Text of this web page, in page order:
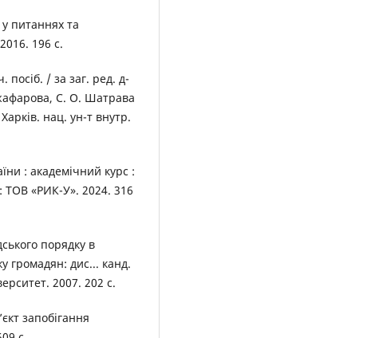
питаннях та
196 с.
посіб. / за заг. ред. д-
С. О. Шатрава
нац. ун-т внутр.
: академічний курс :
ТОВ «РИК-У». 2024. 316
порядку в
громадян: дис... канд.
2007. 202 с.
запобігання